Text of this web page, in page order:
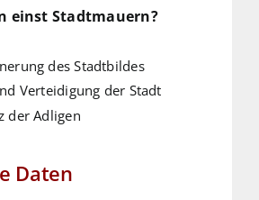
einst Stadtmauern?
des Stadtbildes
Verteidigung der Stadt
der Adligen
Daten